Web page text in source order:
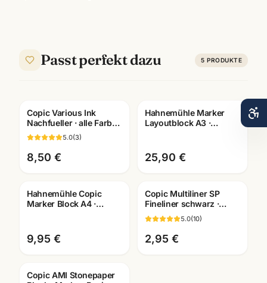
Passt perfekt dazu 5 PRODUKTE
Copic Various Ink
Nachfueller · alle Farben
BV000-B99 ·
Künstlerbedarf
Mannheim
5.0(3)
8,50 €
Hahnemühle Marker
Layoutblock A3 ·
Künstlerbedarf
Mannheim
25,90 €
Hahnemühle Copic
Marker Block A4 ·
9,95 €
Copic Multiliner SP
Fineliner schwarz ·
pigmentiert ·
nachfüllbar · wählbare
Stärken
5.0(10)
2,95 €
Copic AMI Stonepaper